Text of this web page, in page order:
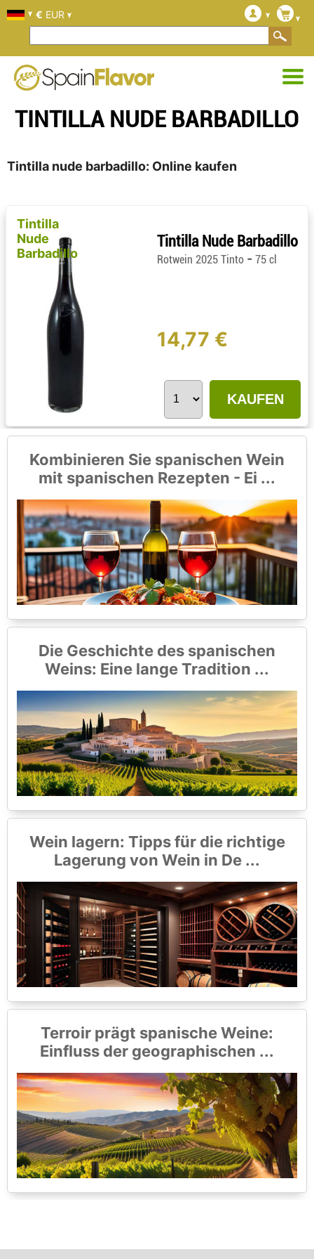
TINTILLA NUDE BARBADILLO
Tintilla nude barbadillo: Online kaufen
Tintilla
Nude
Barbadillo
Tintilla Nude Barbadillo
Rotwein 2025 Tinto - 75 cl
14,77 €
KAUFEN
Kombinieren Sie spanischen Wein
mit spanischen Rezepten - Ei ...
Die Geschichte des spanischen
Weins: Eine lange Tradition ...
Wein lagern: Tipps für die richtige
Lagerung von Wein in De ...
Terroir prägt spanische Weine:
Einfluss der geographischen ...
€ EUR